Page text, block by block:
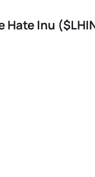
Hate Inu